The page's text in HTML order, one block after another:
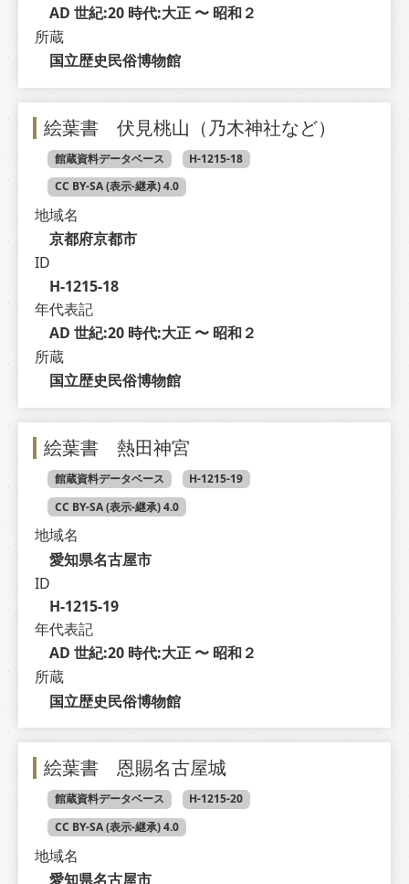
AD 世紀:20 時代:大正 〜 昭和２
所蔵
国立歴史民俗博物館
絵葉書 伏見桃山（乃木神社など）
館蔵資料データベース
H-1215-18
CC BY-SA (表示-継承) 4.0
地域名
京都府京都市
ID
H-1215-18
年代表記
AD 世紀:20 時代:大正 〜 昭和２
所蔵
国立歴史民俗博物館
絵葉書 熱田神宮
館蔵資料データベース
H-1215-19
CC BY-SA (表示-継承) 4.0
地域名
愛知県名古屋市
ID
H-1215-19
年代表記
AD 世紀:20 時代:大正 〜 昭和２
所蔵
国立歴史民俗博物館
絵葉書 恩賜名古屋城
館蔵資料データベース
H-1215-20
CC BY-SA (表示-継承) 4.0
地域名
愛知県名古屋市